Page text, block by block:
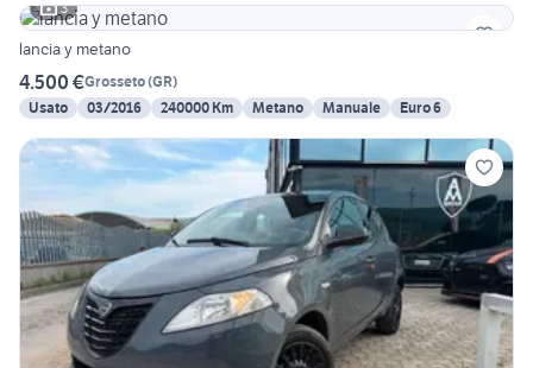
3
lancia y metano
4.500 €Grosseto(GR)
Usato
03/2016 240000 Km Metano Manuale Euro 6